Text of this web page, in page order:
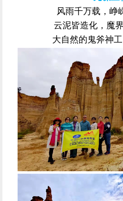
风雨千万载，峥
云泥皆造化，魔
大自然的鬼斧神